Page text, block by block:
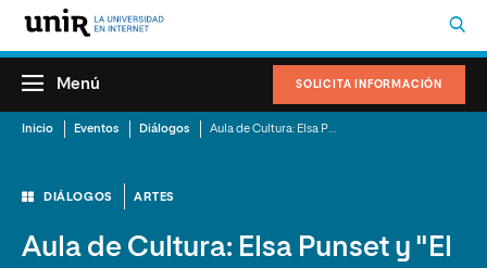
SOLICITA INFORMACIÓN
Menú
Inicio Eventos Diálogos
DIÁLOGOS ARTES
Aula de Cultura: Elsa Punset y "El